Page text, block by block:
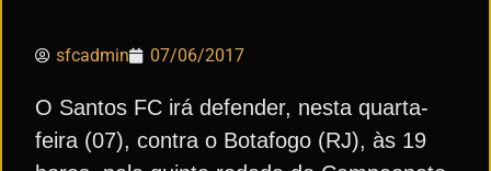
sfcadmin 07/06/2017
O Santos FC irá defender, nesta quarta-
feira (07), contra o Botafogo (RJ), às 19